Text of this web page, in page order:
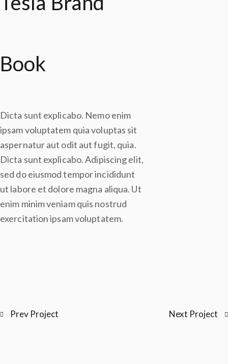
Book
Dicta sunt explicabo. Nemo enim
ipsam voluptatem quia voluptas sit
aspernatur aut odit aut fugit, quia.
Dicta sunt explicabo. Adipiscing elit,
sed do eiusmod tempor incididunt
ut labore et dolore magna aliqua. Ut
enim minim veniam quis nostrud
exercitation ipsam voluptatem.
Prev Project Next Project